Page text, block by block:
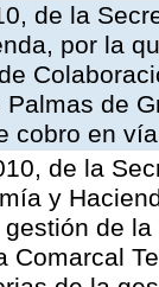
de la
por la
de
cobro en
de la
y
de
Comarcal